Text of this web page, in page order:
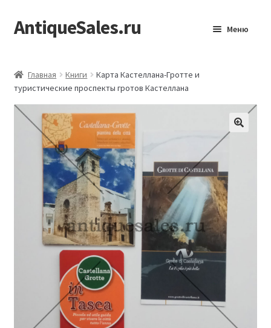
Перейти
к
Перейти
к
AntiqueSales.ru Меню
Главная Книги
Карта Кастеллана-Гротте и
туристические проспекты гротов Кастеллана